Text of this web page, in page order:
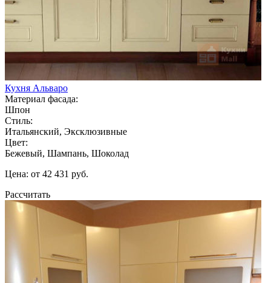
Кухня Альваро
Материал фасада:
Шпон
Стиль:
Итальянский, Эксклюзивные
Цвет:
Бежевый, Шампань, Шоколад
Цена: от 42 431 руб.
Рассчитать